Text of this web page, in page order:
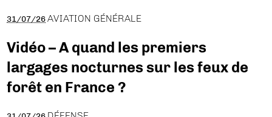
31/07/26 AVIATION GÉNÉRALE
Vidéo – A quand les premiers
largages nocturnes sur les feux de
forêt en France ?